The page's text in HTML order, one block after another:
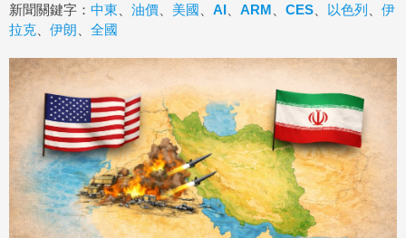
新聞關鍵字： 中東 油價 美國 AI ARM CES 以色列
伊
拉克
伊朗 全國